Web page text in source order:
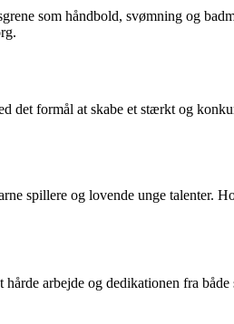
som håndbold, svømning og
det formål at skabe et stærkt og
spillere og lovende unge talenter.
arbejde og dedikationen fra